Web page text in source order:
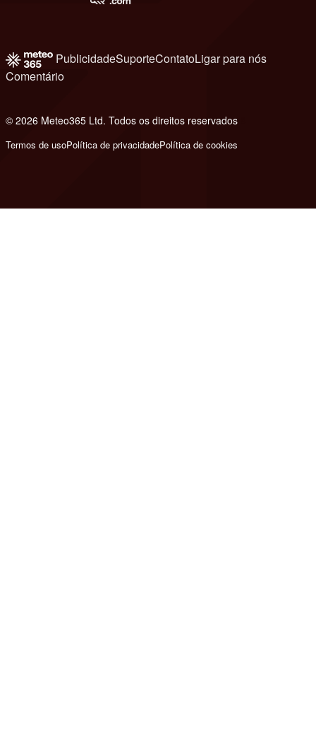
PublicidadeSuporteContatoLigar para nós
Comentário
© 2026 Meteo365 Ltd. Todos os direitos reservados
Termos de usoPolítica de privacidadePolítica de cookies